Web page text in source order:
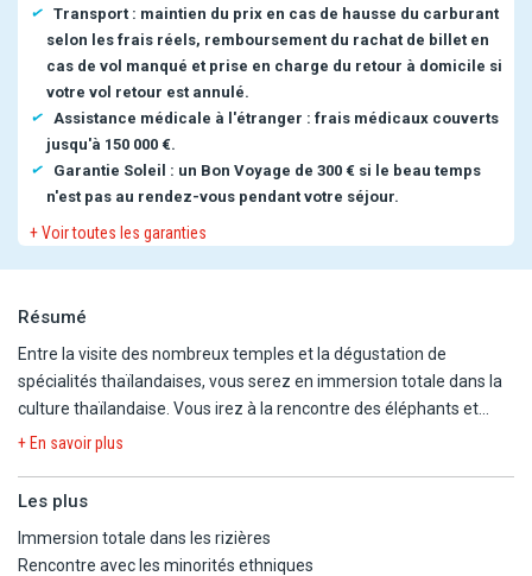
Transport : maintien du prix en cas de hausse du carburant
selon les frais réels, remboursement du rachat de billet en
cas de vol manqué et prise en charge du retour à domicile si
votre vol retour est annulé.
Assistance médicale à l'étranger : frais médicaux couverts
jusqu'à 150 000 €.
Garantie Soleil : un Bon Voyage de 300 € si le beau temps
n'est pas au rendez-vous pendant votre séjour.
+ Voir toutes les garanties
Résumé
Entre la visite des nombreux temples et la dégustation de
spécialités thaïlandaises, vous serez en immersion totale dans la
culture thaïlandaise. Vous irez à la rencontre des éléphants et
également des locaux qui vous en apprendront plus sur leurs
reposerez durant 5 ou 7 nuits au Framissima Premium Kalima
proposées par des animateurs internationaux de l'hôtel.
+ En savoir plus
Les plus
Immersion totale dans les rizières
Rencontre avec les minorités ethniques